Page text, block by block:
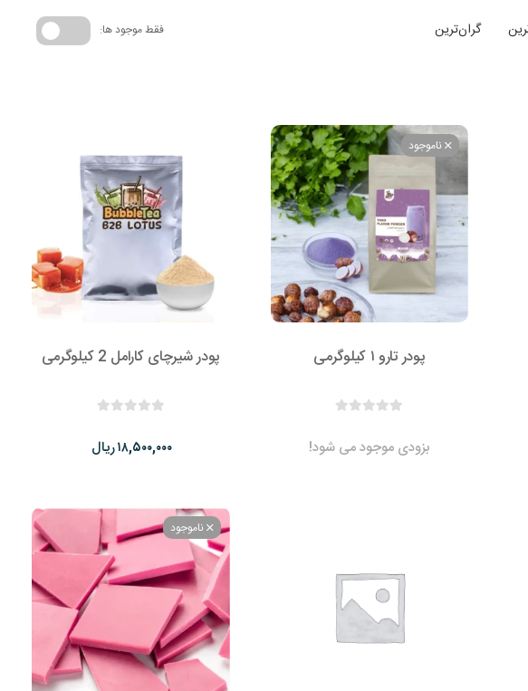
گران‌ترین فقط موجود ها:
ناموجود
پودر تارو ۱ کیلوگرمی
بزودی موجود می شود!
پودر شیرچای کارامل 2 کیلوگرمی
ریال۱۸,۵۰۰,۰۰۰
ناموجود